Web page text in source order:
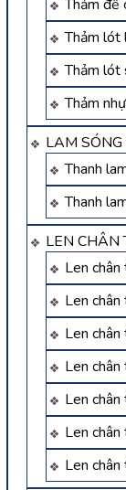
Thảm đế
Thảm lót
Thảm lót
Thảm
LAM
Thanh
Thanh
LEN CHÂN
Len
Len
Len
Len
Len
Len
Len